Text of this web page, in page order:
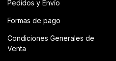
Pedidos y Envío
Formas de pago
Condiciones Generales de
Venta